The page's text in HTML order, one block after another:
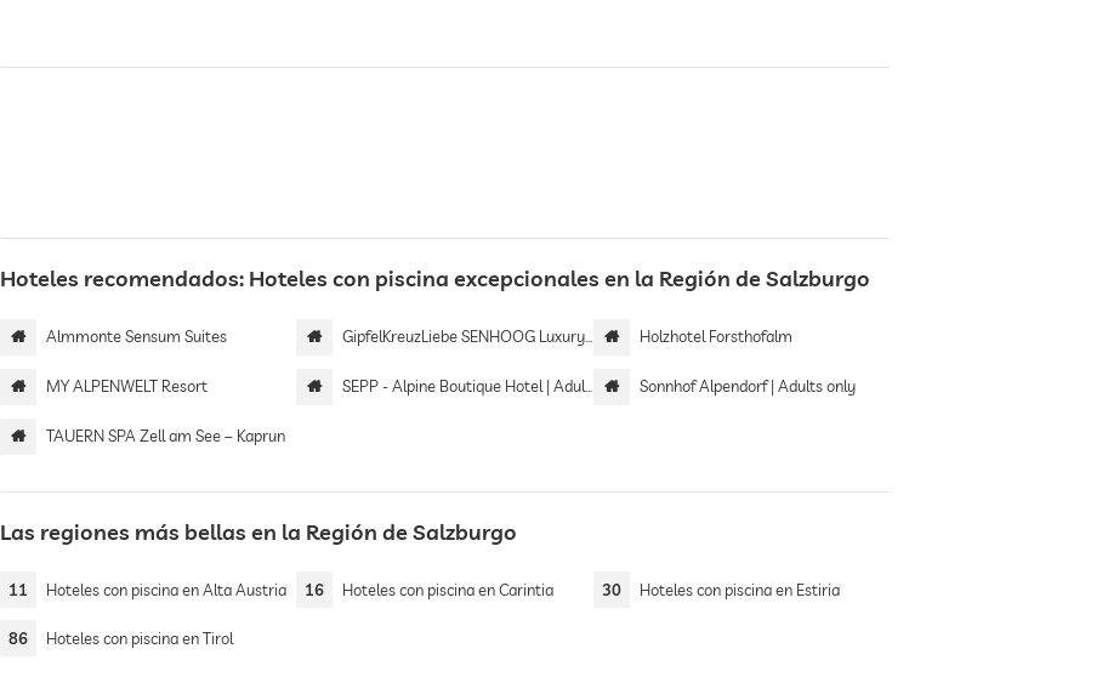
Hoteles recomendados: Hoteles con piscina excepcionales en la Región de Salzburgo
Almmonte Sensum Suites GipfelKreuzLiebe SENHOOG Luxury Holiday Homes Holzhotel Forsthofalm
MY ALPENWELT Resort SEPP - Alpine Boutique Hotel | Adults only Sonnhof Alpendorf | Adults only
TAUERN SPA Zell am See – Kaprun
Las regiones más bellas en la Región de Salzburgo
11 Hoteles con piscina en Alta Austria 16 Hoteles con piscina en Carintia 30 Hoteles con piscina en Estiria
86 Hoteles con piscina en Tirol